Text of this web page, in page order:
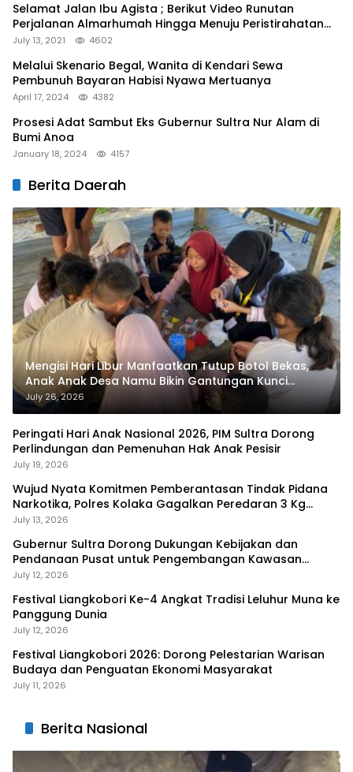
Selamat Jalan Ibu Agista ; Berikut Video Runutan
Perjalanan Almarhumah Hingga Menuju Peristirahatan
Terakhir
July 13, 2021 4602
Melalui Skenario Begal, Wanita di Kendari Sewa
Pembunuh Bayaran Habisi Nyawa Mertuanya
April 17, 2024 4382
Prosesi Adat Sambut Eks Gubernur Sultra Nur Alam di
Bumi Anoa
January 18, 2024 4157
Berita Daerah
Mengisi Hari Libur Manfaatkan Tutup Botol Bekas,
Anak Anak Desa Namu Bikin Gantungan Kunci
Bernilai Ekonomi
July 26, 2026
Peringati Hari Anak Nasional 2026, PIM Sultra Dorong
Perlindungan dan Pemenuhan Hak Anak Pesisir
July 19, 2026
Wujud Nyata Komitmen Pemberantasan Tindak Pidana
Narkotika, Polres Kolaka Gagalkan Peredaran 3 Kg
Sabu-Sabu
July 13, 2026
Gubernur Sultra Dorong Dukungan Kebijakan dan
Pendanaan Pusat untuk Pengembangan Kawasan
Liangkobhori
July 12, 2026
Festival Liangkobori Ke-4 Angkat Tradisi Leluhur Muna ke
Panggung Dunia
July 12, 2026
Festival Liangkobori 2026: Dorong Pelestarian Warisan
Budaya dan Penguatan Ekonomi Masyarakat
July 11, 2026
Berita Nasional